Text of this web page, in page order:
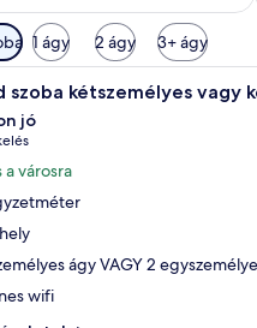
1 ágy 2 ágy 3+ ágy
Egy
szoba kétszemélyes vagy
jó
a városra
ágy VAGY 2
wifi